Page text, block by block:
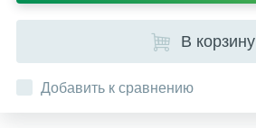
В корзину
Добавить к сравнению